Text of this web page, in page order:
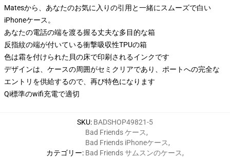
Matesから、あなたのお気に入りの引用と一緒にスムーズで白い
iPhoneケース。
あなたの電話の端を渡る握る丈夫な多目的な箱
反指紋の端が付いている衝撃吸収性TPUの箱
色は霜を付けられた貝の床で印刷されるインクです
デザインは、ケースの周囲がセミクリアであり、ポートへの完全な
エントリを供給するので、再び特色になります
Qi標準のwifi充電で適切
SKU: BADSHOP49821-5
カテゴリー:
Bad Friends ケース,
Bad Friends iPhoneケース,
Bad Friends サムスンのケース,